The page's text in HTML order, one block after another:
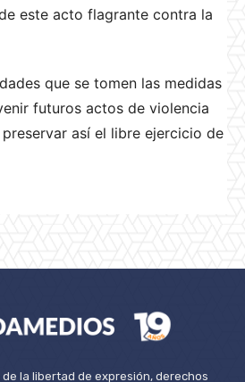
este acto flagrante contra la
que se tomen las medidas
futuros actos de violencia
así el libre ejercicio de
la libertad de expresión, derechos